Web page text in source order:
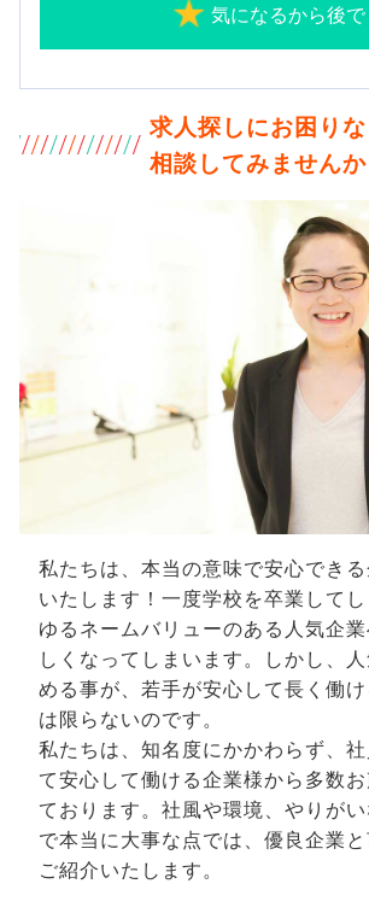
気になるから後で
求人探しにお困りな
相談してみませんか
私たちは、本当の意味で安心でき
いたします！一度学校を卒業して
ゆるネームバリューのある人気企
しくなってしまいます。しかし、
める事が、若手が安心して長く働
は限らないのです。
私たちは、知名度にかかわらず、
て安心して働ける企業様から多数
ております。社風や環境、やりが
で本当に大事な点では、優良企業
ご紹介いたします。